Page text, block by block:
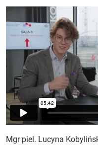
Mgr piel. Lucyna